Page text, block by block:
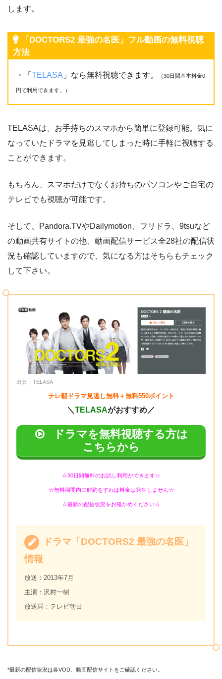
します。
「DOCTORS2 最強の名医」フル動画の無料視聴
方法
・「 TELASA 」なら無料視聴できます。 （30日間基本料金0
円で利用できます。）
TELASAは、お手持ちのスマホから簡単に登録可能。気に
なっていたドラマを見逃してしまった時に手軽に視聴する
ことができます。
もちろん、スマホだけでなくお持ちのパソコンやご自宅の
テレビでも視聴が可能です。
そして、Pandora.TVやDailymotion、フリドラ、9tsuなど
の動画共有サイトの他、動画配信サービス全28社の配信状
況も確認していますので、気になる方はそちらもチェック
して下さい。
出典：TELASA
テレ朝ドラマ見逃し無料＋無料550ポイント
＼ TELASAがおすすめ／
ドラマを無料視聴する方は
こちらから
☆30日間無料のお試し利用ができます☆
☆無料期間内に解約をすれば料金は発生しません☆
☆最新の配信状況をお確かめください☆
ドラマ「DOCTORS2 最強の名医」
情報
放送：2013年7月
主演：沢村一樹
放送局：テレビ朝日
*最新の配信状況は各VOD、動画配信サイトをご確認ください。